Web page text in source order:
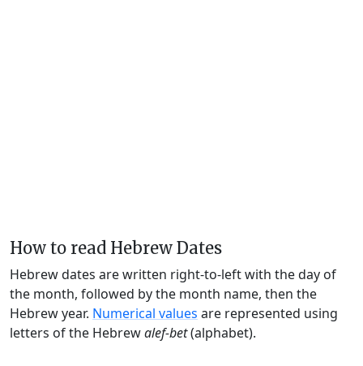
How to read Hebrew Dates
Hebrew dates are written right-to-left with the day of
the month, followed by the month name, then the
Hebrew year. Numerical values are represented using
letters of the Hebrewalef-bet(alphabet).